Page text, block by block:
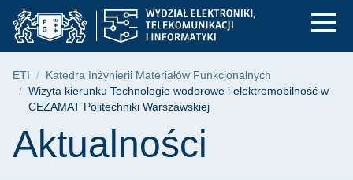
Przejdź
do
menu
Przejdź
do
wyszukiwarki
Przejdź
do
treści
Wizyta kierunku
Ścieżka nawigacyjna
ETI
Katedra Inżynierii Materiałów Funkcjonalnych
Wizyta kierunku Technologie wodorowe i elektromobilność w
CEZAMAT Politechniki Warszawskiej
Treść strony
Aktualności